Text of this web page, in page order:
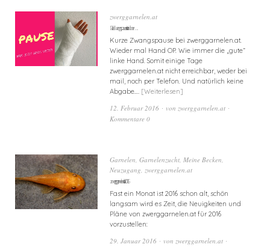
zwerggarnelen.at
Die Zwangspause ist vorüber….
Kurze Zwangspause bei zwerggarnelen.at.
Wieder mal Hand OP. Wie immer die „gute“
linke Hand. Somit einige Tage
zwerggarnelen.at nicht erreichbar, weder bei
mail, noch per Telefon. Und natürlich keine
Abgabe.…
Weiterlesen
12. Februar 2016 von zwerggarnelen.at
Kommentare 0
Garnelen ,Garnelenzucht Meine Becken
Neuzugang zwerggarnelen.at
zwerggarnelen.at in 2016
Fast ein Monat ist 2016 schon alt, schön
langsam wird es Zeit, die Neuigkeiten und
Pläne von zwerggarnelen.at für 2016
vorzustellen:
29. Januar 2016 von zwerggarnelen.at